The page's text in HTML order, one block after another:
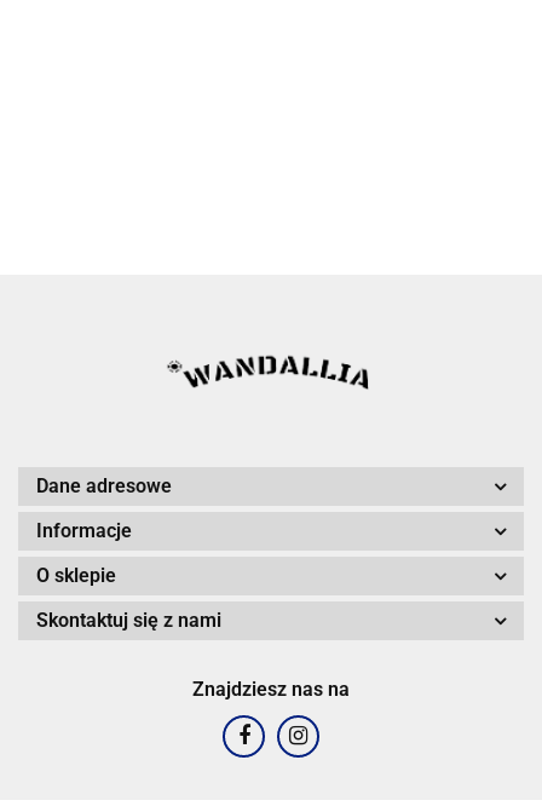
Dane adresowe
Informacje
O sklepie
Skontaktuj się z nami
Znajdziesz nas na